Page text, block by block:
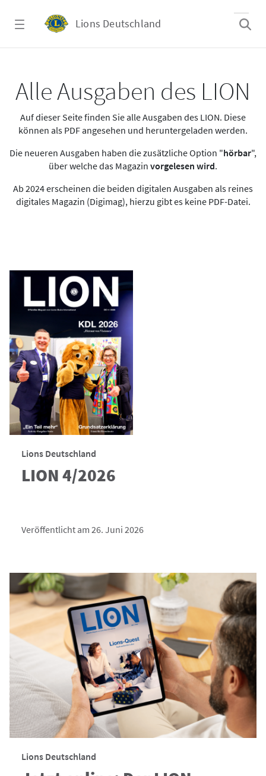
Lions Deutschland
Alle Ausgaben des LION
Auf dieser Seite finden Sie alle Ausgaben des LION. Diese
können als PDF angesehen und heruntergeladen werden.
Die neueren Ausgaben haben die zusätzliche Option "hörbar",
über welche das Magazin vorgelesen wird.
Ab 2024 erscheinen die beiden digitalen Ausgaben als reines
digitales Magazin (Digimag), hierzu gibt es keine PDF-Datei.
Lions Deutschland
LION 4/2026
Veröffentlicht am 26. Juni 2026
Lions Deutschland